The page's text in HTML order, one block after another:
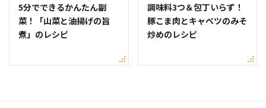
5分でできるかんたん副
菜！「山菜と油揚げの旨
煮」のレシピ
調味料3つ＆包丁いらず！
豚こま肉とキャベツのみそ
炒めのレシピ